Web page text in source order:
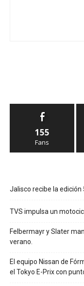
155
Fans
Jalisco recibe la edición
TVS impulsa un
Felbermayr y Slater
verano.
El equipo Nissan de
el Tokyo E-Prix con